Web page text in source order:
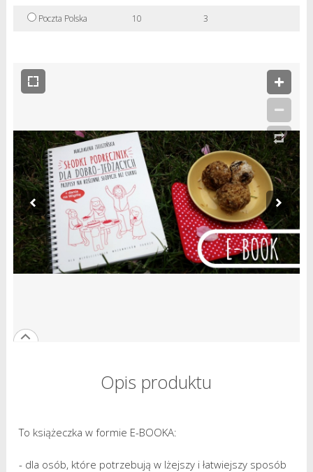
Poczta Polska 10 3
Opis produktu
To książeczka w formie E-BOOKA:
- dla osób, które potrzebują w lżejszy i łatwiejszy sposób